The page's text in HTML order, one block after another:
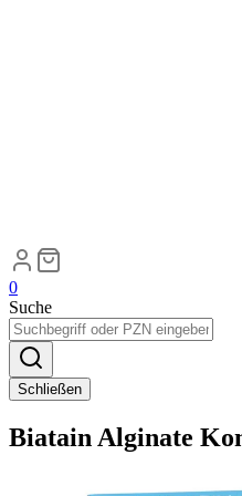
0
Suche
Schließen
Biatain Alginate